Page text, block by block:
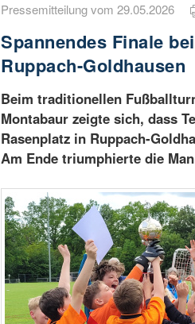
Pressemitteilung vom 29.05.2026
Spannendes Finale
Ruppach-Goldhausen
Beim traditionellen
Montabaur zeigte sich, dass
Rasenplatz in Ruppach-
Am Ende triumphierte die